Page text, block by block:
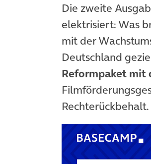
Die zweite
elektrisiert: Was
mit der
Deutschland
Reformpaket mit
Rechterückbehalt.